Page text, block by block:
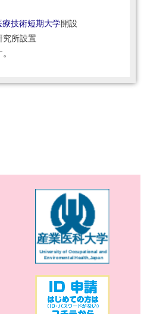
技術短期大学開設
究所設置